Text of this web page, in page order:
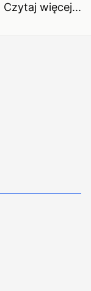
Czytaj więcej...